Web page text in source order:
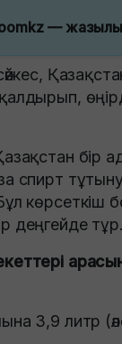
—
бір
спирт
деңгейде тұр.
3,9 литр